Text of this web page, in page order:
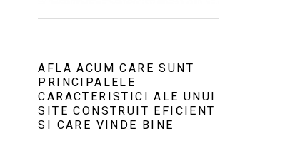
AFLA ACUM CARE SUNT
PRINCIPALELE
CARACTERISTICI ALE UNUI
SITE CONSTRUIT EFICIENT
SI CARE VINDE BINE